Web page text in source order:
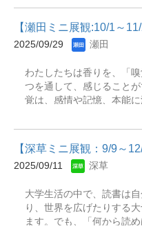
ひこの機会に、お気に入
てください。 ※リブアド
ラリーアドバイザーの略
験を積んだ学生アシスタン
りごとをサポートをする仕
やＤＶＤ、おすすめ本等
当していたり幅広い業務
（金）展示場所：瀬田図
B（角状書架） 主な展示
の謎が隠されています。
「生命は存在するのか」
知れば知るほど謎が深ま
るのではないでしょうか。
ブアドとは瀬田図書館ラ
ーの略で図書館で１年業
シスタントスタッフの事
する仕事をしたり、新着
本等のコーナーづくりを
業務を行っています。 展
日（水）～2025年11月28
横） 主な展示資料『やっ
『クッキーをつくれば宇
望遠鏡宇宙の神秘を探る』
【瀬田ミニ展観:10/1～
2025/09/29 瀬田
わたしたちは香りを、「
つを通して、感じること
覚は、感情や記憶、本能に
の香りに結びついている
び起こさせる現象を「プル
ます。 香り。それはかす
頃の淡くほろ苦い思い出を
は、そんな「香り」にまつ
た。どうぞお手に取って
間：2025年10月1日（水
2025/09/11 深草
大学生活の中で、読書は
り、世界を広げたりする
ます。でも、「何から読